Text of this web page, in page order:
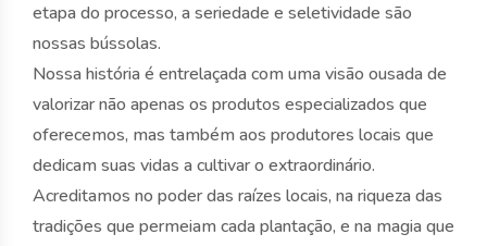
etapa do processo, a seriedade e seletividade são
nossas bússolas.
Nossa história é entrelaçada com uma visão ousada de
valorizar não apenas os produtos especializados que
oferecemos, mas também aos produtores locais que
dedicam suas vidas a cultivar o extraordinário.
Acreditamos no poder das raízes locais, na riqueza das
tradições que permeiam cada plantação, e na magia que